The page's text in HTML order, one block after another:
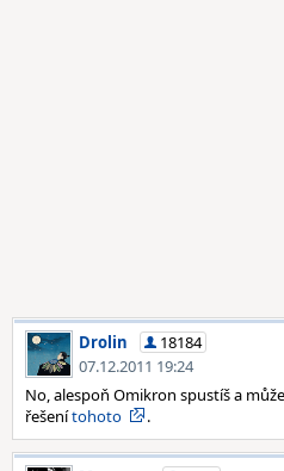
Drolin
18184
07.12.2011 19:24
No, alespoň Omikron spustíš a
řešenítohoto .